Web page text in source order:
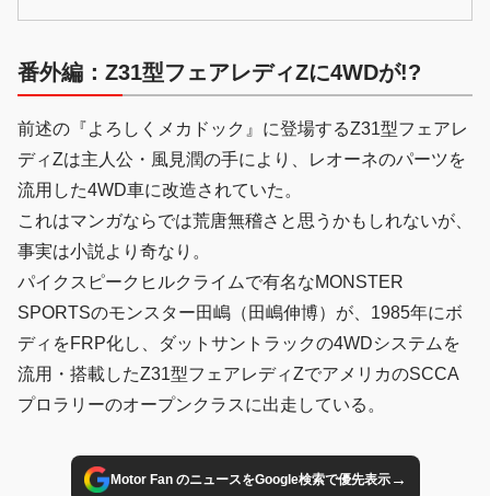
ノロジーを組み込んだ新型車を次々と開発していく。その技
のモータースポーツシーンに挑み、ついには頂点を掴むに至
るのもこの時代だ。特に、日産はオンロードにオフロードに
と様々な車種を投入。特にオフロードでは「ラリーの日産」
の栄光を取り戻すべく、ワークスチームを編成していくのだ
が……。
番外編：Z31型フェアレディZに4WDが!?
前述の『よろしくメカドック』に登場するZ31型フェアレ
ディZは主人公・風見潤の手により、レオーネのパーツを
流用した4WD車に改造されていた。
これはマンガならでは荒唐無稽さと思うかもしれないが、
事実は小説より奇なり。
パイクスピークヒルクライムで有名なMONSTER
SPORTSのモンスター田嶋（田嶋伸博）が、1985年にボ
ディをFRP化し、ダットサントラックの4WDシステムを
流用・搭載したZ31型フェアレディZでアメリカのSCCA
プロラリーのオープンクラスに出走している。
Motor Fan のニュースをGoogle検索で優先表示→